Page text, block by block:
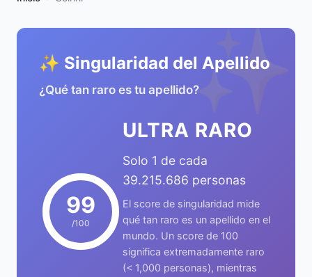
✨
✨ Singularidad del Apellido
¿Qué tan raro es tu apellido?
99
/100
ULTRA RARO
Solo 1 de cada
39.215.686 personas
El score de singularidad mide
qué tan raro es un apellido en el
mundo. Un score de 100
significa extremadamente raro
(< 1,000 personas), mientras